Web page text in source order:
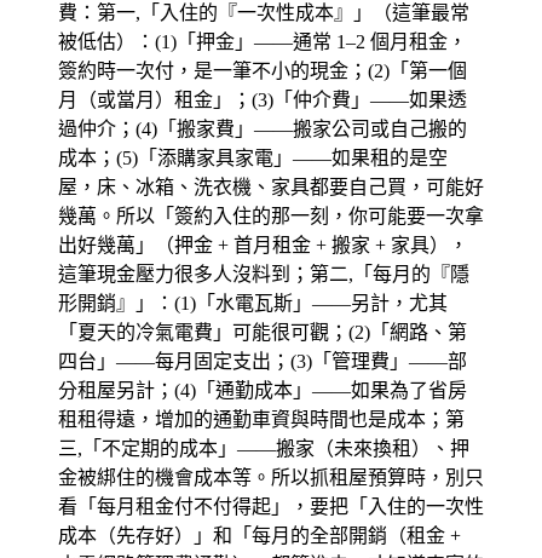
費：第一,「入住的『一次性成本』」（這筆最常
被低估）：(1)「押金」——通常 1–2 個月租金，
簽約時一次付，是一筆不小的現金；(2)「第一個
月（或當月）租金」；(3)「仲介費」——如果透
過仲介；(4)「搬家費」——搬家公司或自己搬的
成本；(5)「添購家具家電」——如果租的是空
屋，床、冰箱、洗衣機、家具都要自己買，可能好
幾萬。所以「簽約入住的那一刻，你可能要一次拿
出好幾萬」（押金 + 首月租金 + 搬家 + 家具），
這筆現金壓力很多人沒料到；第二,「每月的『隱
形開銷』」：(1)「水電瓦斯」——另計，尤其
「夏天的冷氣電費」可能很可觀；(2)「網路、第
四台」——每月固定支出；(3)「管理費」——部
分租屋另計；(4)「通勤成本」——如果為了省房
租租得遠，增加的通勤車資與時間也是成本；第
三,「不定期的成本」——搬家（未來換租）、押
金被綁住的機會成本等。所以抓租屋預算時，別只
看「每月租金付不付得起」，要把「入住的一次性
成本（先存好）」和「每月的全部開銷（租金 +